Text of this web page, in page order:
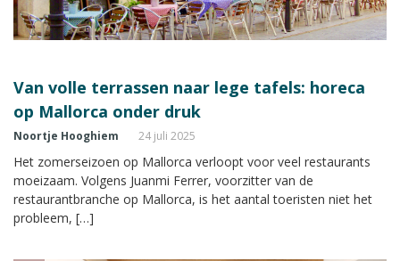
Van volle terrassen naar lege tafels: horeca
op Mallorca onder druk
Noortje Hooghiem 24 juli 2025
Het zomerseizoen op Mallorca verloopt voor veel restaurants
moeizaam. Volgens Juanmi Ferrer, voorzitter van de
restaurantbranche op Mallorca, is het aantal toeristen niet het
probleem, […]